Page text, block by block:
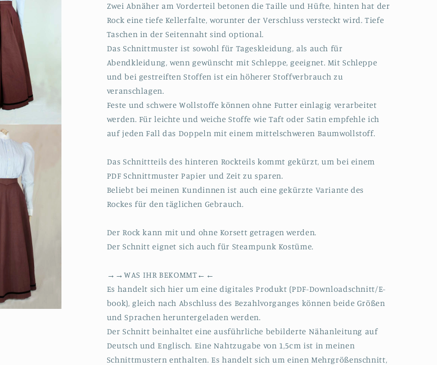
Zwei Abnäher am Vorderteil betonen die Taille und Hüfte, hinten hat der
Rock eine tiefe Kellerfalte, worunter der Verschluss versteckt wird. Tiefe
Taschen in der Seitennaht sind optional.
Das Schnittmuster ist sowohl für Tageskleidung, als auch für
Abendkleidung, wenn gewünscht mit Schleppe, geeignet. Mit Schleppe
und bei gestreiften Stoffen ist ein höherer Stoffverbrauch zu
veranschlagen.
Feste und schwere Wollstoffe können ohne Futter einlagig verarbeitet
werden. Für leichte und weiche Stoffe wie Taft oder Satin empfehle ich
auf jeden Fall das Doppeln mit einem mittelschweren Baumwollstoff.
Das Schnittteils des hinteren Rockteils kommt gekürzt, um bei einem
PDF Schnittmuster Papier und Zeit zu sparen.
Beliebt bei meinen Kundinnen ist auch eine gekürzte Variante des
Rockes für den täglichen Gebrauch.
Der Rock kann mit und ohne Korsett getragen werden.
Der Schnitt eignet sich auch für Steampunk Kostüme.
→→WAS IHR BEKOMMT←←
Es handelt sich hier um eine digitales Produkt (PDF-Downloadschnitt/E-
book), gleich nach Abschluss des Bezahlvorganges können beide Größen
und Sprachen heruntergeladen werden.
Der Schnitt beinhaltet eine ausführliche bebilderte Nähanleitung auf
Deutsch und Englisch. Eine Nahtzugabe von 1,5cm ist in meinen
Schnittmustern enthalten. Es handelt sich um einen Mehrgrößenschnitt,